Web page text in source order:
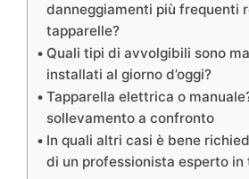
danneggiamenti più frequenti
tapparelle?
Quali tipi di avvolgibili sono
installati al giorno d’oggi?
Tapparella elettrica o
sollevamento a confronto
In quali altri casi è bene
di un professionista esperto in